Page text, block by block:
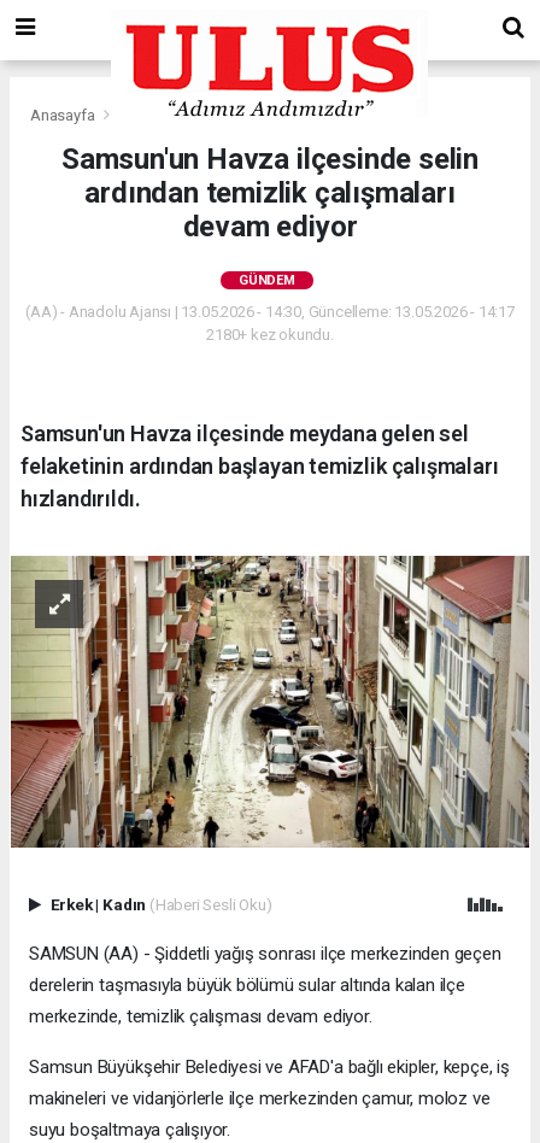
Anasayfa Gündem
Samsun'un Havza ilçesinde selin
ardından temizlik çalışmaları
devam ediyor
GÜNDEM
(AA) - Anadolu Ajansı | 13.05.2026 - 14:30, Güncelleme: 13.05.2026 - 14:17
2180+ kez okundu.
Samsun'un Havza ilçesinde meydana gelen sel
felaketinin ardından başlayan temizlik çalışmaları
hızlandırıldı.
Erkek| Kadın (Haberi Sesli Oku)
SAMSUN (AA) - Şiddetli yağış sonrası ilçe merkezinden geçen
derelerin taşmasıyla büyük bölümü sular altında kalan ilçe
merkezinde, temizlik çalışması devam ediyor.
Samsun Büyükşehir Belediyesi ve AFAD'a bağlı ekipler, kepçe, iş
makineleri ve vidanjörlerle ilçe merkezinden çamur, moloz ve
suyu boşaltmaya çalışıyor.